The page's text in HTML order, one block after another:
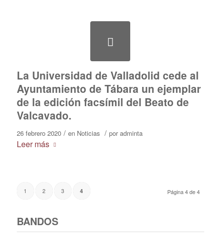
La Universidad de Valladolid cede al
Ayuntamiento de Tábara un ejemplar
de la edición facsímil del Beato de
Valcavado.
26 febrero 2020 / en Noticias / poradminta
Leer más
Página 4 de 4
1 2 3 4
BANDOS